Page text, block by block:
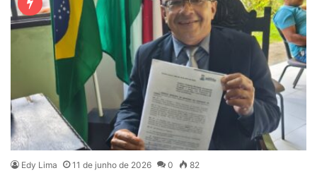
Edy Lima 11 de junho de 2026 0 82